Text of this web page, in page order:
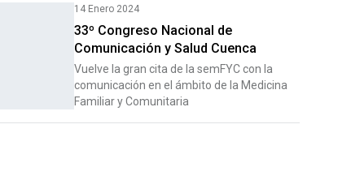
14 Enero 2024
33º Congreso Nacional de
Comunicación y Salud Cuenca
Vuelve la gran cita de la semFYC con la
comunicación en el ámbito de la Medicina
Familiar y Comunitaria